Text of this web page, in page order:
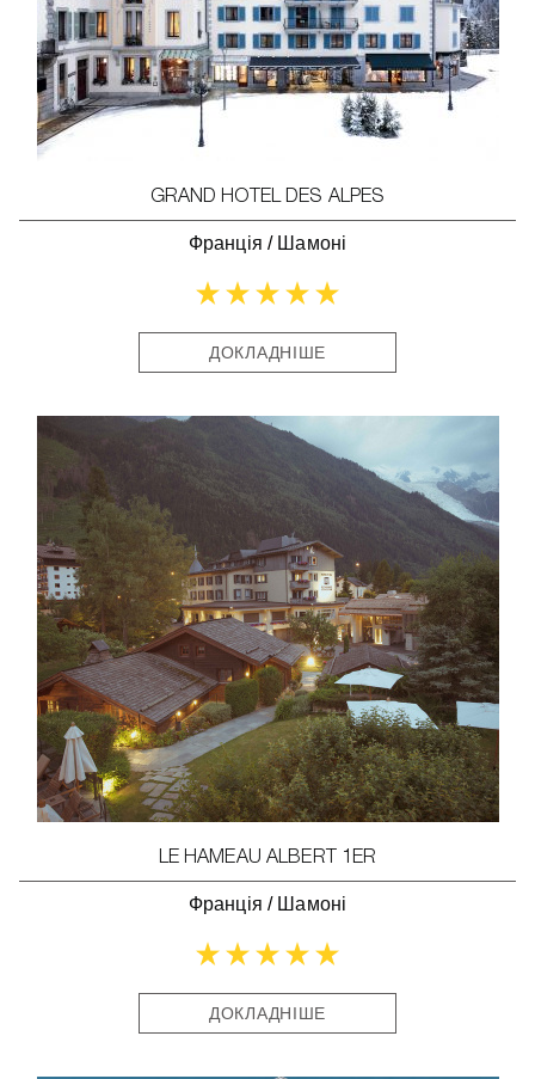
GRAND HOTEL DES ALPES
Франція / Шамоні
ДОКЛАДНІШЕ
LE HAMEAU ALBERT 1ER
Франція / Шамоні
ДОКЛАДНІШЕ